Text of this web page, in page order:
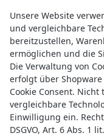
Unsere Website
und vergleichbare
bereitzustellen,
ermöglichen und die
Die Verwaltung von
erfolgt über
Cookie Consent.
vergleichbare
Einwilligung ein.
DSGVO, Art. 6 Abs. 1